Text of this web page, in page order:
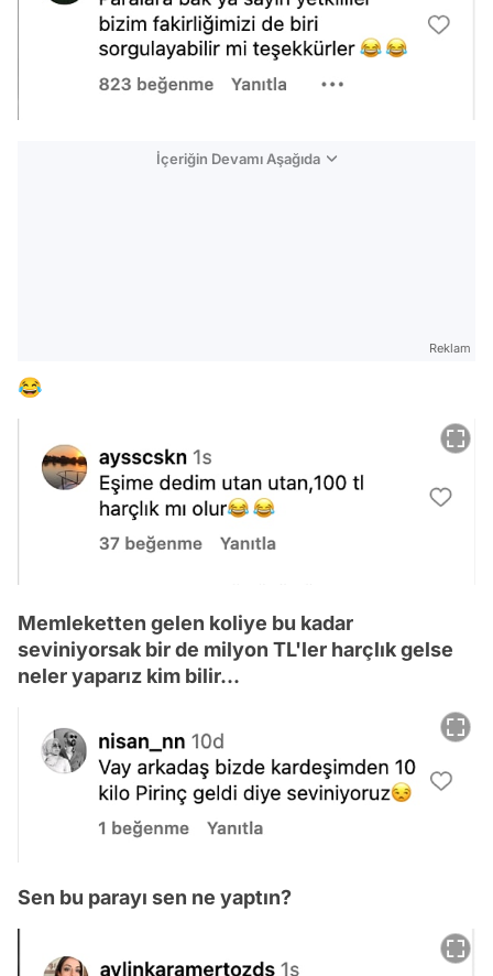
İçeriğin Devamı Aşağıda
Reklam
😂
Memleketten gelen koliye bu kadar
seviniyorsak bir de milyon TL'ler harçlık gelse
neler yaparız kim bilir...
Sen bu parayı sen ne yaptın?